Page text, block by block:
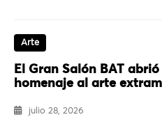
Arte
El Gran Salón BAT
homenaje al arte
julio 28, 2026